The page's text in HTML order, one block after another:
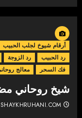
أرقام شيوخ لجلب الحبيب
رد الحبيب
رد الزوجة
فك السحر
معالج
شيخ روحاني
SHAYKHRUHANI.COM